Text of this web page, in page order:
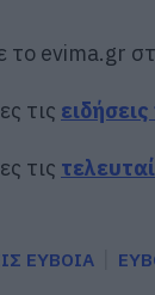
το evima.gr
τις
τις
ΕΥΒΟΙΑ